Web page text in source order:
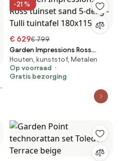
-21 %
€ 629€ 799
Garden Impressions Ross
tuinset sand 5-delig - Tulli
tuintafel 180x115 cm
Houten, kunststof, Metalen
Op voorraad
Gratis bezorging